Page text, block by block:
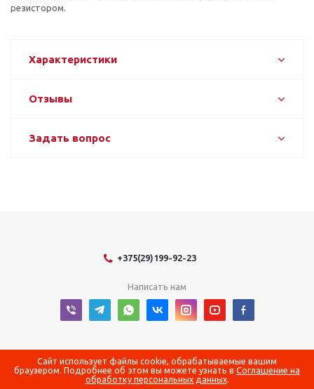
резистором.
Характеристики
Отзывы
Задать вопрос
+375(29)199-92-23
Написать нам
2026 © Оборудование для оснащения энергетических объектов
Регистрационный номер в Торговом реестре Республики Беларусь
Сайт использует файлы cookie, обрабатываемые вашим
браузером. Подробнее об этом вы можете узнать в Соглашение на
обработку персональных данных.